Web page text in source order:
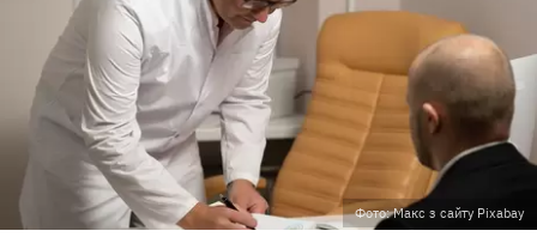
Фото: Макс з сайту Pixabay